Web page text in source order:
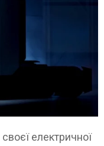
електричної